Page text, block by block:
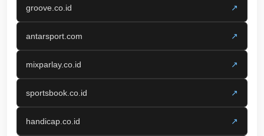
groove.co.id ↗
antarsport.com ↗
mixparlay.co.id ↗
sportsbook.co.id ↗
handicap.co.id ↗